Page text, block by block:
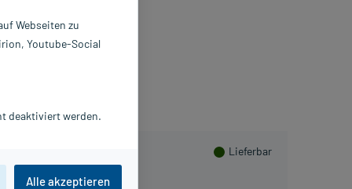
Lieferbar
HARTMANN AG
Webseiten zu
Youtube-Social
deaktiviert werden.
Alle akzeptieren